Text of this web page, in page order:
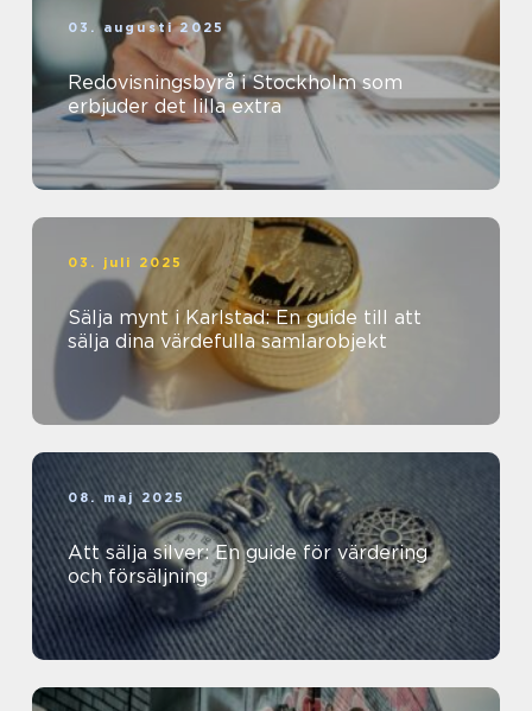
03. augusti 2025
Redovisningsbyrå i Stockholm som
erbjuder det lilla extra
03. juli 2025
Sälja mynt i Karlstad: En guide till att
sälja dina värdefulla samlarobjekt
08. maj 2025
Att sälja silver: En guide för värdering
och försäljning